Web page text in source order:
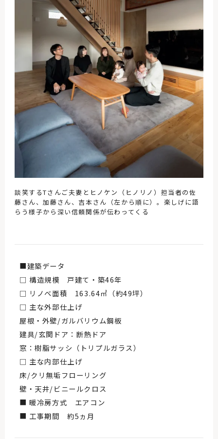
談笑するTさんご夫妻とヒノケン（ヒノリノ）担当者の佐
藤さん、加藤さん、吉本さん（左から順に）。楽しげに語
らう様子から深い信頼関係が伝わってくる
■建築データ
□ 構造規模 戸建て・築46年
□ リノベ面積 163.64㎡（約49坪）
□ 主な外部仕上げ
屋根・外壁/ガルバリウム鋼板
建具/玄関ドア：断熱ドア
窓：樹脂サッシ（トリプルガラス）
□ 主な内部仕上げ
床/クリ無垢フローリング
壁・天井/ビニールクロス
■ 暖冷房方式 エアコン
■ 工事期間 約5ヵ月